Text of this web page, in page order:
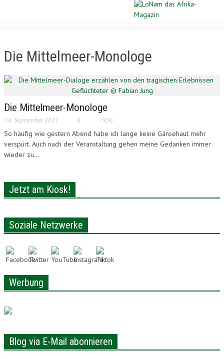
DIASPORA
WIRTSCHAFT
KULTUR
SPORT
LONAM ABONNIEREN
JOBS / PRAKTIKUM
Die Mittelmeer-Monologe
Die Mittelmeer-Monologe
14. September 2021 0 1956
So häufig wie gestern Abend habe ich lange keine Gänsehaut mehr
verspürt. Auch nach der Veranstaltung gehen meine Gedanken immer
wieder zu...
Jetzt am Kiosk!
Soziale Netzwerke
Werbung
Blog via E-Mail abonnieren